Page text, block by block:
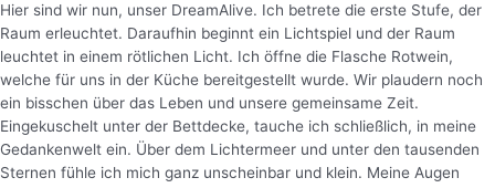
Hier sind wir nun, unser DreamAlive. Ich betrete die erste Stufe, der
Raum erleuchtet. Daraufhin beginnt ein Lichtspiel und der Raum
leuchtet in einem rötlichen Licht. Ich öffne die Flasche Rotwein,
welche für uns in der Küche bereitgestellt wurde. Wir plaudern noch
ein bisschen über das Leben und unsere gemeinsame Zeit.
Eingekuschelt unter der Bettdecke, tauche ich schließlich, in meine
Gedankenwelt ein. Über dem Lichtermeer und unter den tausenden
Sternen fühle ich mich ganz unscheinbar und klein. Meine Augen